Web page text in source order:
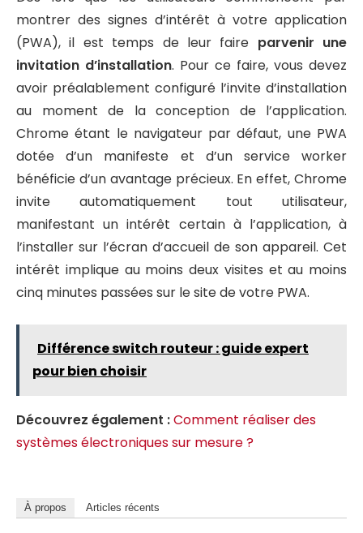
montrer des signes d’intérêt à votre application
(PWA), il est temps de leur faire parvenir une
invitation d’installation. Pour ce faire, vous devez
avoir préalablement configuré l’invite d’installation
au moment de la conception de l’application.
Chrome étant le navigateur par défaut, une PWA
dotée d’un manifeste et d’un service worker
bénéficie d’un avantage précieux. En effet, Chrome
invite automatiquement tout utilisateur,
manifestant un intérêt certain à l’application, à
l’installer sur l’écran d’accueil de son appareil. Cet
intérêt implique au moins deux visites et au moins
cinq minutes passées sur le site de votre PWA.
Différence switch routeur : guide expert
pour bien choisir
Découvrez également :Comment réaliser des
systèmes électroniques sur mesure ?
À propos Articles récents